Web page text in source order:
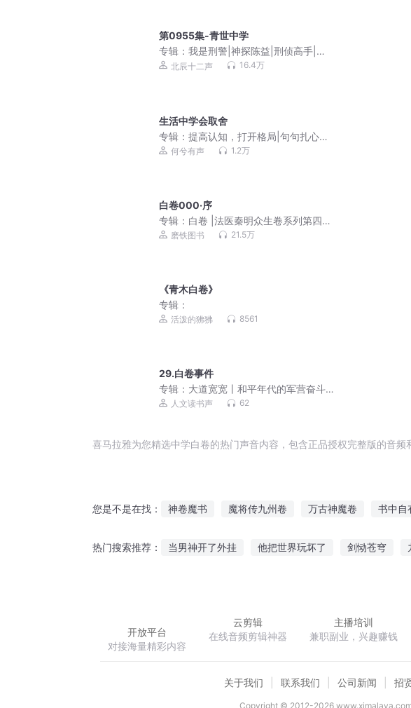
第0955集-青世中学
专辑： 我是刑警|神探陈益|刑侦高手|降
维破案|身临其境
北辰十二声 16.4万
生活中学会取舍
专辑： 提高认知，打开格局|句句扎心真
话 何兮有声 1.2万
白卷000·序
专辑： 白卷 |法医秦明众生卷系列第四
季|骆驼演播
磨铁图书 21.5万
《青木白卷》
专辑：
活泼的狒狒 8561
29.白卷事件
专辑： 大道宽宽丨和平年代的军营奋斗
者之歌人文读书声 62
喜马拉雅为您精选中学白卷的热门声音内容，包含正品授权完整版的音
您是不是在找： 神卷魔书 魔将传九州卷 万古神魔卷 书中自
热门搜索推荐： 当男神开了外挂 他把世界玩坏了 剑恸苍穹
开放平台
对接海量精彩内容
云剪辑
在线音频剪辑神器
主播培训
兼职副业，兴趣赚钱
关于我们 联系我们 公司新闻 招
Copyright © 2012-2026